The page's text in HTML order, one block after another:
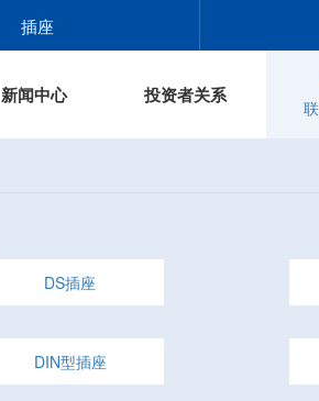
插座
新闻中心 投资者关系
DS插座
DIN型插座